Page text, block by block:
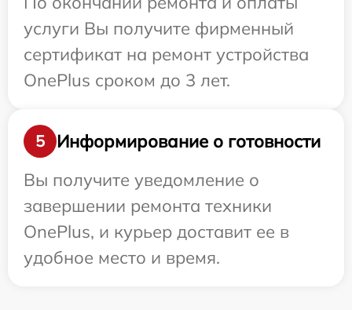
услуги Вы получите фирменный
сертификат на ремонт устройства
OnePlus сроком до 3 лет.
5
Информирование о готовности
Вы получите уведомление о
завершении ремонта техники
OnePlus, и курьер доставит ее в
удобное место и время.